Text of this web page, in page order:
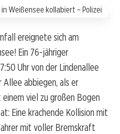
ereignete sich am
Ein 76-jähriger
Uhr von der Lindenallee
abbiegen, als er
viel zu großen Bogen
Eine krachende Kollision mit
mit voller Bremskraft